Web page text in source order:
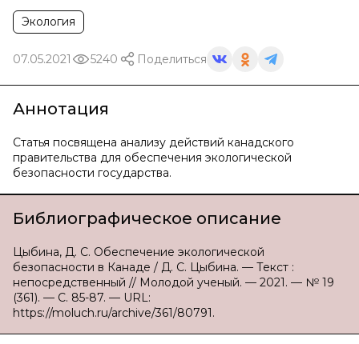
Экология
07.05.2021 5240 Поделиться
Аннотация
Статья посвящена анализу действий канадского
правительства для обеспечения экологической
безопасности государства.
Библиографическое описание
Цыбина, Д. С. Обеспечение экологической
безопасности в Канаде / Д. С. Цыбина. — Текст :
непосредственный // Молодой ученый. — 2021. — № 19
(361). — С. 85-87. — URL:
https://moluch.ru/archive/361/80791.